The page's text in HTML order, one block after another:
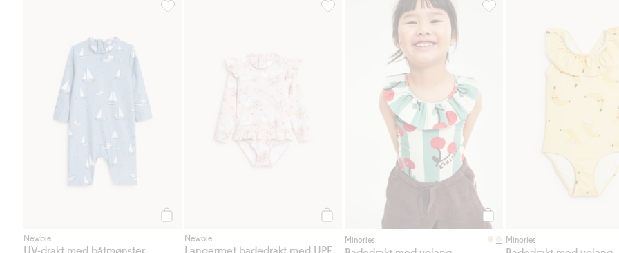
Newbie
UV-drakt med båtmønster
Newbie
Langermet badedrakt med UPF 50+
Langermet badedrakt med UPF 50+, Legg til i favoriter
Legg til
Minories Minories